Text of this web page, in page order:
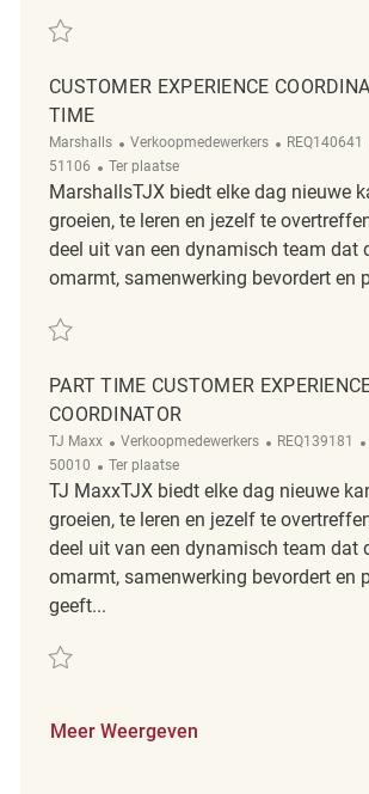
Redden Part Time Customer Experience
CUSTOMER EXPERIENCE
TIME
Marshalls Categorie
Verkoopmedewerkers ReqId
REQ140641
51106
Afgelegen
Ter plaatse
MarshallsTJX biedt elke dag nieuwe
groeien, te leren en jezelf te
deel uit van een dynamisch team dat
omarmt, samenwerking bevordert en
Redden Customer Experience Coordinator Part
PART TIME CUSTOMER
COORDINATOR
TJ Maxx Categorie
Verkoopmedewerkers ReqId
REQ139181
50010
Afgelegen
Ter plaatse
TJ MaxxTJX biedt elke dag nieuwe
groeien, te leren en jezelf te
deel uit van een dynamisch team dat
omarmt, samenwerking bevordert en
geeft...
Redden Part Time Customer Experience
Meer Weergeven